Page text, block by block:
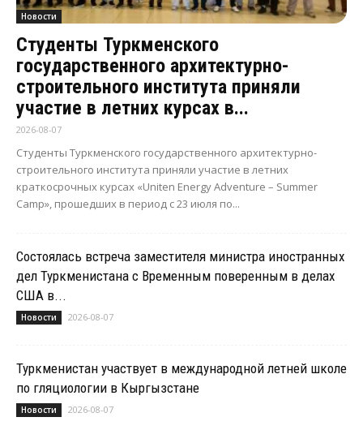
Новости
Студенты Туркменского
государственного архитектурно-
строительного института приняли
участие в летних курсах в...
2026-08-07
Студенты Туркменского государственного архитектурно-
строительного института приняли участие в летних
краткосрочных курсах «Uniten Energy Adventure – Summer
Camp», прошедших в период с 23 июля по...
Состоялась встреча заместителя министра иностранных
дел Туркменистана с Временным поверенным в делах
США в...
Новости 2026-08-07
Туркменистан участвует в международной летней школе
по гляциологии в Кыргызстане
Новости 2026-08-07